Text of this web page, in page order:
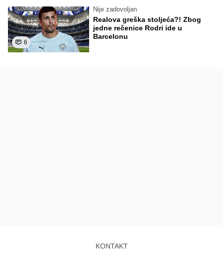
6
Nije zadovoljan
Realova greška stoljeća?! Zbog
jedne rečenice Rodri ide u
Barcelonu
KONTAKT